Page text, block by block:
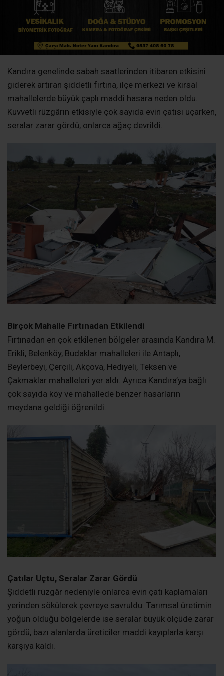
Birçok Mahalle Fırtınadan Etkilendi
Fırtınadan en çok etkilenen bölgeler arasında Kandıra M.
Erikli, Belenköy, Budaklar mahalleleri ile Antaplı,
Beylerbeyi, Çerçili, Akçova, Hediyeli, Teksen ve
Çakmaklar mahalleleri yer aldı. Ayrıca Kandıra’ya bağlı
çok sayıda köy ve mahallede benzer hasarların
meydana geldiği öğrenildi.
Çatılar Uçtu, Seralar Zarar Gördü
Şiddetli rüzgâr nedeniyle onlarca evin çatı kaplamaları
yerinden sökülerek çevreye savruldu. Tarımsal üretimin
yoğun olduğu bölgelerde ise seralar büyük ölçüde zarar
gördü, bazı alanlarda üreticiler maddi kayıplarla karşı